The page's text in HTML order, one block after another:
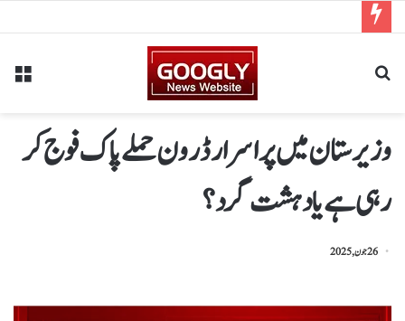
وزیرستان میں پراسرار ڈرون حملے پاک فوج کر
رہی ہے یا دہشت گرد؟
26 جون, 2025